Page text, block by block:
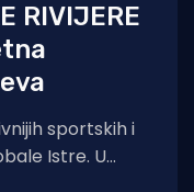
RIVIJERE
sportskih i
Istre. U